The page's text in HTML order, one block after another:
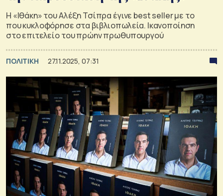
Η «Ιθάκη» του Αλέξη Τσίπρα έγινε best seller με το
που κυκλοφόρησε στα βιβλιοπωλεία. Ικανοποίηση
στο επιτελείο του πρώην πρωθυπουργού
ΠΟΛΙΤΙΚΗ 27.11.2025, 07:31